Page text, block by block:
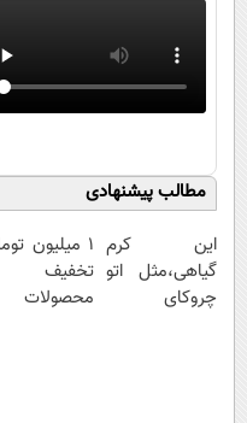
مطالب پیشنهادی
این کرم
گیاهی،مثل اتو
چروکای
۱ میلیون
تخفیف
محصولات